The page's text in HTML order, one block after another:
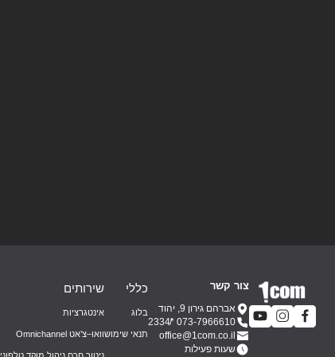
צור קשר
אברהם גירון 9, יהוד
073-7966610
*2334
office@1com.co.il
שעות פעילות
כללי
בלוג
תנאי שימוש
שירותים
אינטגרציות
וואו–צ’אט Omnichannel